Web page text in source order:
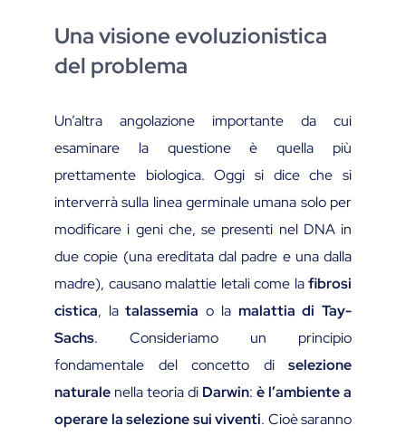
Una visione evoluzionistica
del problema
Un’altra angolazione importante da cui
esaminare la questione è quella più
prettamente biologica. Oggi si dice che si
interverrà sulla linea germinale umana solo per
modificare i geni che, se presenti nel DNA in
due copie (una ereditata dal padre e una dalla
madre), causano malattie letali come lafibrosi
cistica, latalassemiao lamalattia di Tay-
Sachs. Consideriamo un principio
fondamentale del concetto di selezione
naturale nella teoria di Darwin: è l’ambiente a
operare la selezione sui viventi. Cioè saranno